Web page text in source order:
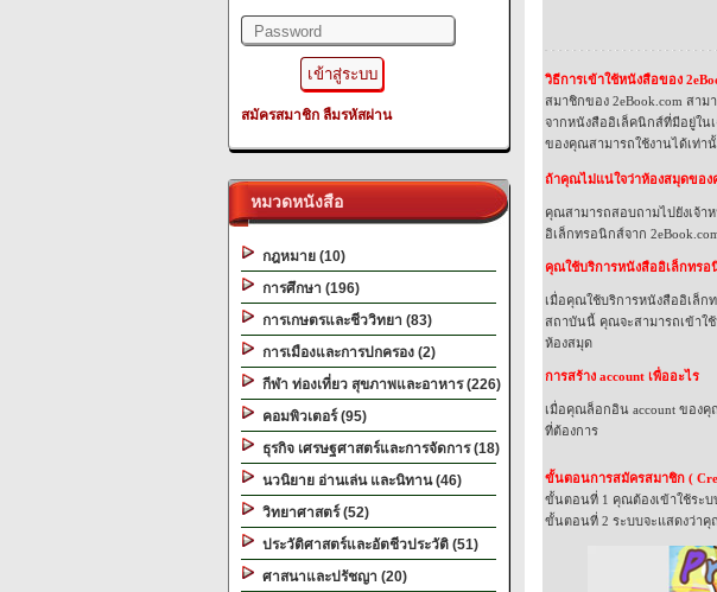
สมัครสมาชิก ลืมรหัสผ่าน
หมวดหนังสือ
กฎหมาย (10)
การศึกษา (196)
การเกษตรและชีววิทยา (83)
การเมืองและการปกครอง (2)
กีฬา ท่องเที่ยว สุขภาพและอาหาร (226)
คอมพิวเตอร์ (95)
ธุรกิจ เศรษฐศาสตร์และการจัดการ (18)
นวนิยาย อ่านเล่น และนิทาน (46)
วิทยาศาสตร์ (52)
ประวัติศาสตร์และอัตชีวประวัติ (51)
ศาสนาและปรัชญา (20)
วิธีการเข้าใช้หนังสือของ
สมาชิกของ 2eBook.com สาม
จากหนังสืออิเล็คนิกส์ที่มีอยู่ใน
ของคุณสามารถใช้งานได้เท่า
ถ้าคุณไม่แน่ใจว่าห้องสมุดขอ
คุณสามารถสอบถามไปยังเจ้า
อิเล็กทรอนิกส์จาก
คุณใช้บริการหนังสืออิเล็กทร
เมื่อคุณใช้บริการหนังสืออิเล็
สถาบันนี้ คุณจะสามารถเข้าใ
ห้องสมุด
การสร้าง account เพื่ออะไร
เมื่อคุณล็อกอิน account ของคุ
ที่ต้องการ
ขั้นตอนการสมัครสมาชิก (
ขั้นตอนที่ 1 คุณต้องเข้าใช้ระ
ขั้นตอนที่ 2 ระบบจะแสดงว่า